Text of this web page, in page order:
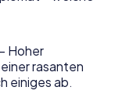
– Hoher
rasanten
einiges ab.